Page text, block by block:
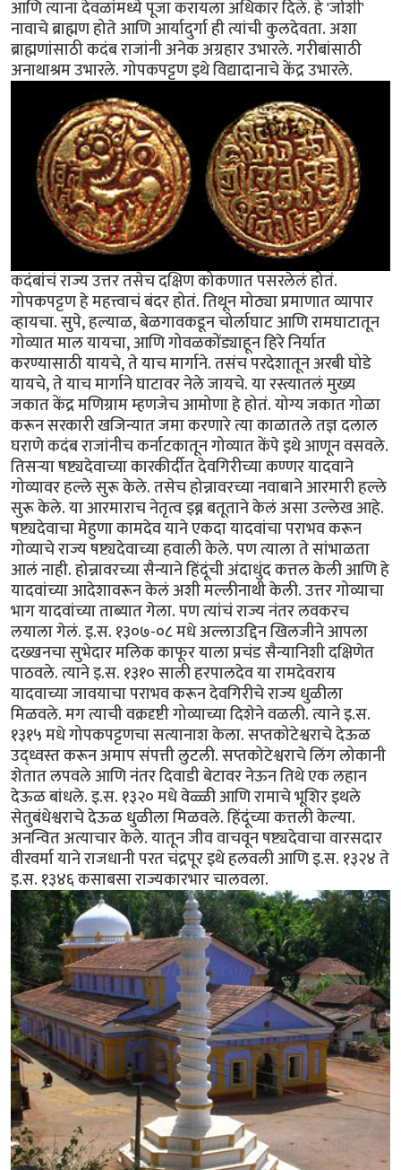
आणि त्याना देवळांमध्ये पूजा करायला अधिकार दिले. हे 'जोशी'
नावाचे ब्राह्मण होते आणि आर्यादुर्गा ही त्यांची कुलदेवता. अशा
ब्राह्मणांसाठी कदंब राजांनी अनेक अग्रहार उभारले. गरीबांसाठी
अनाथाश्रम उभारले. गोपकपट्टण इथे विद्यादानाचे केंद्र उभारले.
कदंबांचं राज्य उत्तर तसेच दक्षिण कोकणात पसरलेलं होतं.
गोपकपट्टण हे महत्त्वाचं बंदर होतं. तिथून मोठ्या प्रमाणात व्यापार
व्हायचा. सुपे, हल्याळ, बेळगावकडून चोर्लाघाट आणि रामघाटातून
गोव्यात माल यायचा, आणि गोवळकोंड्याहून हिरे निर्यात
करण्यासाठी यायचे, ते याच मार्गाने. तसंच परदेशातून अरबी घोडे
यायचे, ते याच मार्गाने घाटावर नेले जायचे. या रस्त्यातलं मुख्य
जकात केंद्र मणिग्राम म्हणजेच आमोणा हे होतं. योग्य जकात गोळा
करून सरकारी खजिन्यात जमा करणारे त्या काळातले तज्ञ दलाल
घराणे कदंब राजांनीच कर्नाटकातून गोव्यात केंपे इथे आणून वसवले.
तिसर्‍या षष्ट्यदेवाच्या कारकीर्दीत देवगिरीच्या कण्णर यादवाने
गोव्यावर हल्ले सुरू केले. तसेच होन्नावरच्या नवाबाने आरमारी हल्ले
सुरू केले. या आरमाराच नेतृत्व इब्न बतूताने केलं असा उल्लेख आहे.
षष्ट्यदेवाचा मेहुणा कामदेव याने एकदा यादवांचा पराभव करून
गोव्याचे राज्य षष्ट्यदेवाच्या हवाली केले. पण त्याला ते सांभाळता
आलं नाही. होन्नावरच्या सैन्याने हिंदूंची अंदाधुंद कत्तल केली आणि हे
यादवांच्या आदेशावरून केलं अशी मल्लीनाथी केली. उत्तर गोव्याचा
भाग यादवांच्या ताब्यात गेला. पण त्यांचं राज्य नंतर लवकरच
लयाला गेलं. इ.स. १३०७-०८ मधे अल्लाउद्दिन खिलजीने आपला
दख्खनचा सुभेदार मलिक काफूर याला प्रचंड सैन्यानिशी दक्षिणेत
पाठवले. त्याने इ.स. १३१० साली हरपालदेव या रामदेवराय
यादवाच्या जावयाचा पराभव करून देवगिरीचे राज्य धुळीला
मिळवले. मग त्याची वक्रदृष्टी गोव्याच्या दिशेने वळली. त्याने इ.स.
१३१५ मधे गोपकपट्टणचा सत्यानाश केला. सप्तकोटेश्वराचे देऊळ
उद्ध्वस्त करून अमाप संपत्ती लुटली. सप्तकोटेश्वराचे लिंग लोकानी
शेतात लपवले आणि नंतर दिवाडी बेटावर नेऊन तिथे एक लहान
देऊळ बांधले. इ.स. १३२० मधे वेळ्ळी आणि रामाचे भूशिर इथले
सेतुबंधेश्वराचे देऊळ धुळीला मिळवले. हिंदूंच्या कत्तली केल्या.
अनन्वित अत्याचार केले. यातून जीव वाचवून षष्ट्यदेवाचा वारसदार
वीरवर्मा याने राजधानी परत चंद्रपूर इथे हलवली आणि इ.स. १३२४ ते
इ.स. १३४६ कसाबसा राज्यकारभार चालवला.